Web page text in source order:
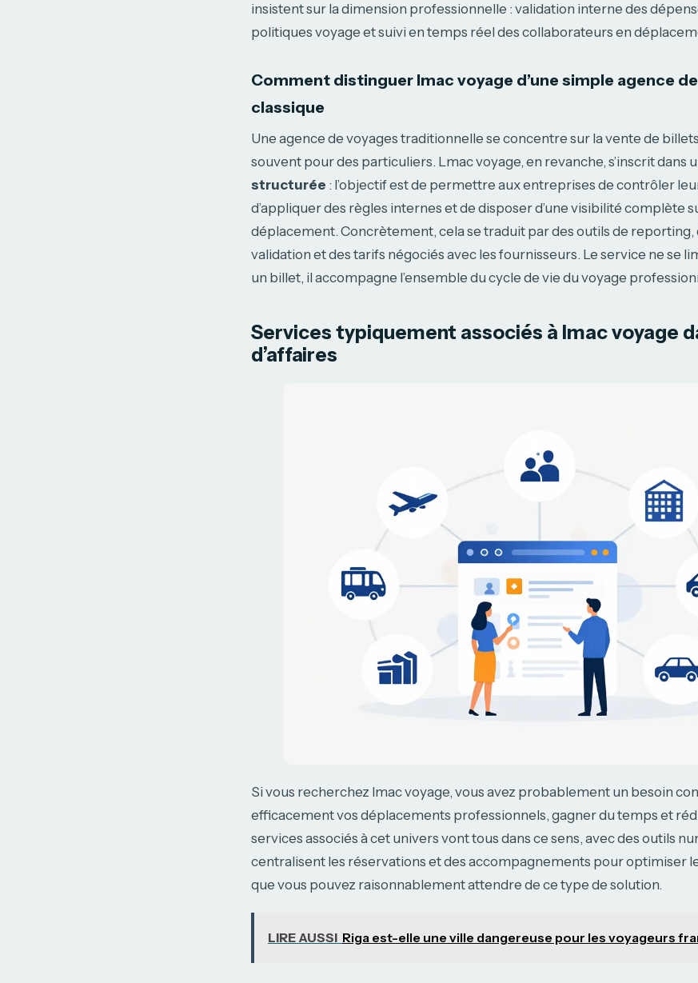
insistent sur la dimension professionnelle : validation interne des
politiques voyage et suivi en temps réel des collaborateurs en
Comment distinguer lmac voyage d’une simple agence
classique
Une agence de voyages traditionnelle se concentre sur la vente de
souvent pour des particuliers. Lmac voyage, en revanche, s’inscrit dans
structurée : l’objectif est de permettre aux entreprises de contrôler
d’appliquer des règles internes et de disposer d’une visibilité complète
déplacement. Concrètement, cela se traduit par des outils de reporting,
validation et des tarifs négociés avec les fournisseurs. Le service ne se
un billet, il accompagne l’ensemble du cycle de vie du voyage
Services typiquement associés à lmac voyage
d’affaires
Si vous recherchez lmac voyage, vous avez probablement un besoin
efficacement vos déplacements professionnels, gagner du temps et
services associés à cet univers vont tous dans ce sens, avec des outils
centralisent les réservations et des accompagnements pour optimiser
que vous pouvez raisonnablement attendre de ce type de solution.
LIRE AUSSI Riga est-elle une ville dangereuse pour les voyageurs